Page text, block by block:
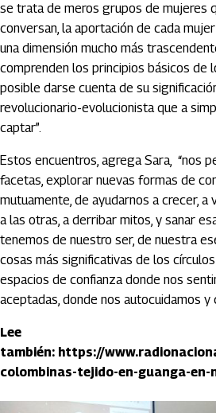
se trata de meros grupos de mujeres
conversan, la aportación de cada
una dimensión mucho más
comprenden los principios básicos de
posible darse cuenta de su
revolucionario-evolucionista que a
captar”.
Estos encuentros, agrega Sara, “nos
facetas, explorar nuevas formas de
mutuamente, de ayudarnos a crecer, a
a las otras, a derribar mitos, y sanar
tenemos de nuestro ser, de nuestra
cosas más significativas de los
espacios de confianza donde nos
aceptadas, donde nos autocuidamos y
Lee
también: https://
colombinas-tejido-en-guanga-en-